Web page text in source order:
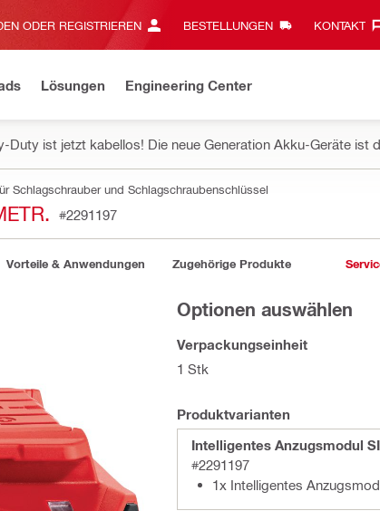
ODER REGISTRIEREN BESTELLUNGEN KONTAKT‎
Lösungen Engineering Center
Duty ist jetzt kabellos! Die neue Generation Akku-Geräte ist
Schlagschrauber und Schlagschraubenschlüssel
#2291197
Vorteile & Anwendungen Zugehörige Produkte
Optionen auswählen
Verpackungseinheit
1 Stk
Produktvarianten
Intelligentes Anzugsmodul
#2291197
1x Intelligentes